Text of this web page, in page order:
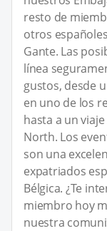
resto de
otros
Gante. Las
línea
gustos, desde
en uno de los
hasta a un
North. Los
son una
expatriados
Bélgica. ¿Te
miembro hoy
nuestra